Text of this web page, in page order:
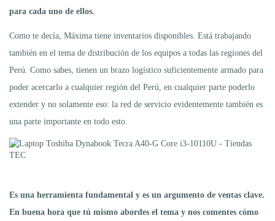
para cada uno de ellos.
Como te decía, Máxima tiene inventarios disponibles. Está trabajando
también en el tema de distribución de los equipos a todas las regiones del
Perú. Como sabes, tienen un brazo logístico suficientemente armado para
poder acercarlo a cualquier región del Perú, en cualquier parte poderlo
extender y no solamente eso: la red de servicio evidentemente también es
una parte importante en todo esto.
Es una herramienta fundamental y es un argumento de ventas clave.
En buena hora que tú mismo abordes el tema y nos comentes cómo